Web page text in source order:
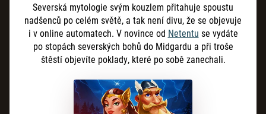
Severská mytologie svým kouzlem přitahuje spoustu
nadšenců po celém světě, a tak není divu, že se objevuje
i v online automatech. V novince od Netentu se vydáte
po stopách severských bohů do Midgardu a při troše
štěstí objevíte poklady, které po sobě zanechali.